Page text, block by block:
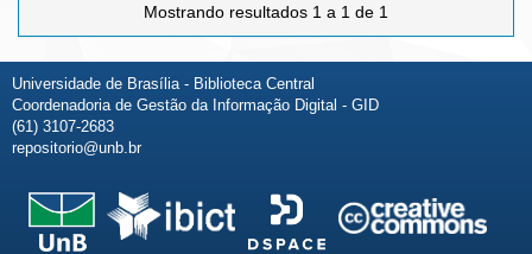
Mostrando resultados 1 a 1 de 1
Universidade de Brasília - Biblioteca Central
Coordenadoria de Gestão da Informação Digital - GID
(61) 3107-2683
repositorio@unb.br